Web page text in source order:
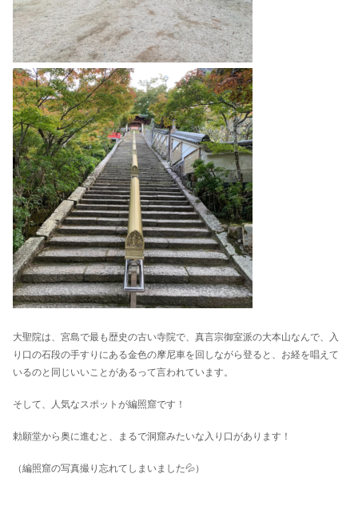
大聖院は、宮島で最も歴史の古い寺院で、真言宗御室派の大本山なんで、
入
り口の石段の手すりにある金色の摩尼車を回しながら登ると、お経を唱えて
いるのと同じいいことがあるって言われています。
そして、人気なスポットが編照窟です！
勅願堂から奥に進むと、まるで洞窟みたいな入り口があります！
（編照窟の写真撮り忘れてしまいました💦）